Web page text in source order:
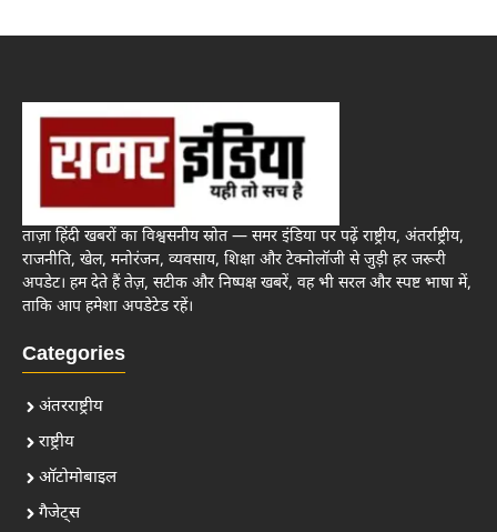
ताज़ा हिंदी खबरों का विश्वसनीय स्रोत — समर इंडिया पर पढ़ें राष्ट्रीय, अंतर्राष्ट्रीय,
राजनीति, खेल, मनोरंजन, व्यवसाय, शिक्षा और टेक्नोलॉजी से जुड़ी हर जरूरी
अपडेट। हम देते हैं तेज़, सटीक और निष्पक्ष खबरें, वह भी सरल और स्पष्ट भाषा में,
ताकि आप हमेशा अपडेटेड रहें।
Categories
अंतरराष्ट्रीय
राष्ट्रीय
ऑटोमोबाइल
गैजेट्स